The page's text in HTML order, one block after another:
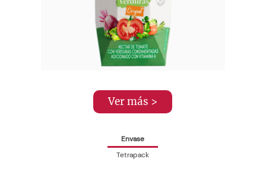
Ver más >
Envase
Tetrapack